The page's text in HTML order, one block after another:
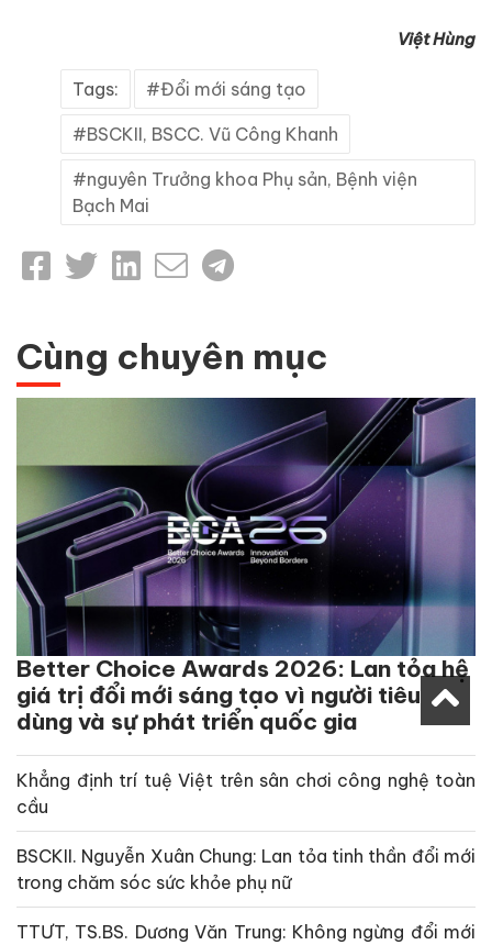
Việt Hùng
Tags: Đổi mới sáng tạo
BSCKII, BSCC. Vũ Công Khanh
nguyên Trưởng khoa Phụ sản, Bệnh viện
Bạch Mai
Cùng chuyên mục
Better Choice Awards 2026: Lan tỏa hệ
giá trị đổi mới sáng tạo vì người tiêu
dùng và sự phát triển quốc gia
Khẳng định trí tuệ Việt trên sân chơi công nghệ toàn
cầu
BSCKII. Nguyễn Xuân Chung: Lan tỏa tinh thần đổi mới
trong chăm sóc sức khỏe phụ nữ
TTƯT, TS.BS. Dương Văn Trung: Không ngừng đổi mới